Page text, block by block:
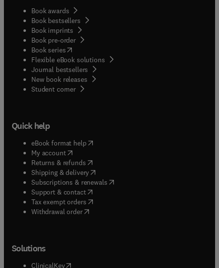
Book awards
Book bestsellers
Book imprints
Book pre-order
Book series(opens in new tab/window
Flexible eBook solutions
Journal bestsellers
New book releases
Student corner( opens in new tab/window
Quick help
eBook format help( opens in new tab/window
My account( opens in new tab/window
Returns & refunds( opens in new tab/window
Shipping & delivery(opens in new tab/window
Subscriptions & renewals( opens in new tab/window
Support & contact( opens in new tab/window
Tax exempt orders( opens in new tab/window
Withdrawal order
Solutions
ClinicalKey(opens in new tab/window